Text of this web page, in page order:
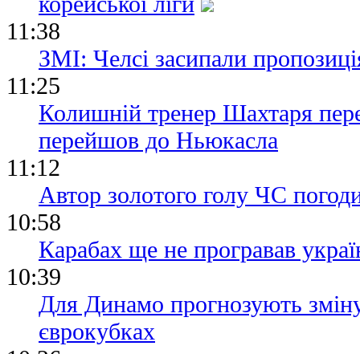
11:38
ЗМІ: Челсі засипали
11:25
Колишній тренер Шахтаря
перейшов до Ньюкасла
11:12
Автор золотого голу ЧС
10:58
Карабах ще не програвав
10:39
Для Динамо прогнозують
єврокубках